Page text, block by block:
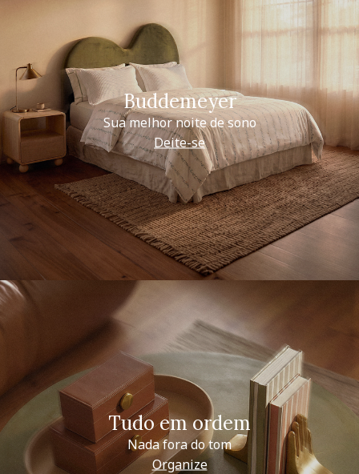
Buddemeyer
Sua melhor noite de sono
Deite-se
Tudo em ordem
Nada fora do tom
Organize